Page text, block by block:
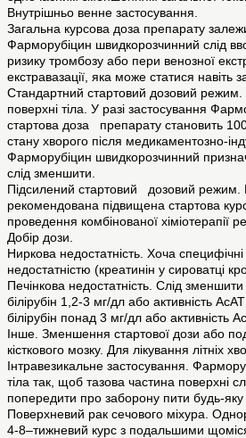
Внутрішньо венне застосування.
Загальна курсова доза препарату
Фарморубіцин швидкорозчинний слід
ризику тромбозу або пери венозної
екстравазації, яка може статися навіть
Стандартний стартовий дозовий
поверхні тіла. У разі застосування
стартова доза препарату становить
стану хворого після медикаментозно-
Фарморубіцин швидкорозчинний
слід зменшити.
Підсилений стартовий дозовий режим.
рекомендована підвищена стартова
проведення комбінованої
Добір дози.
Ниркова недостатність. Хоча
недостатністю (креатинін у сироватці
Печінкова недостатність. Слід зменшити
білірубін 1,2-3 мг/дл або активність
білірубін понад 3 мг/дл або
Інше. Зменшення стартової дози або
кісткового мозку. Для лікування літніх
Інтравезикальне застосування.
тіла так, щоб тазова частина поверхні
попередити про заборону пити будь-
Поверхневий рак сечового міхура.
4-8–тижневий курс з подальшими